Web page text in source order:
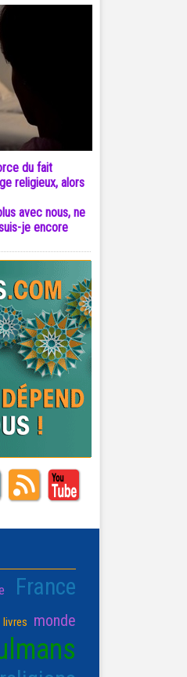
du fait
religieux, alors
avec nous, ne
je encore
France
livres monde